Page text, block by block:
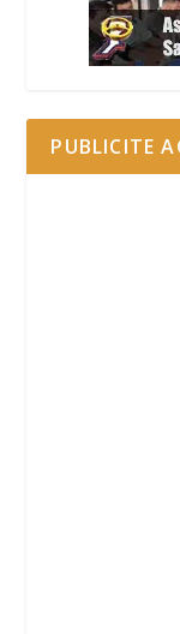
PUBLICITE